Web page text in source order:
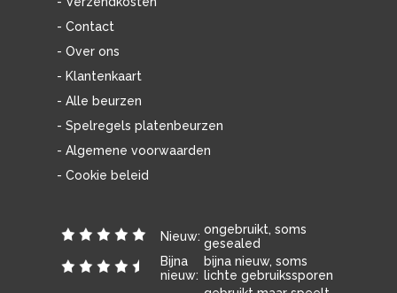
- Contact
- Over ons
- Klantenkaart
- Alle beurzen
- Spelregels platenbeurzen
- Algemene voorwaarden
- Cookie beleid
Nieuw: ongebruikt, soms
gesealed
Bijna
nieuw:
bijna nieuw, soms
lichte gebruikssporen